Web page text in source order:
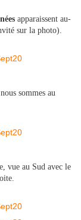
apparaissent au-
sur la photo).
sommes au
vue au Sud avec le